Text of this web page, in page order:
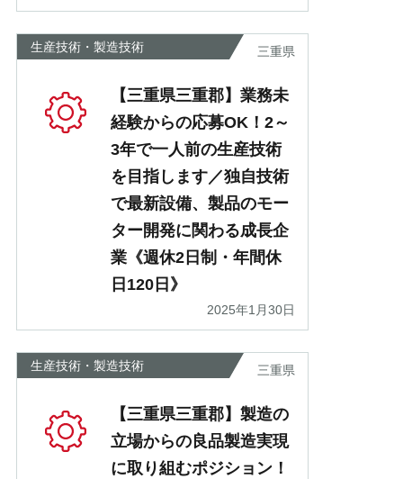
生産技術・製造技術 三重県
【三重県三重郡】業務未
経験からの応募OK！2～
3年で一人前の生産技術
を目指します／独自技術
で最新設備、製品のモー
ター開発に関わる成長企
業《週休2日制・年間休
日120日》
2025年1月30日
生産技術・製造技術 三重県
【三重県三重郡】製造の
立場からの良品製造実現
に取り組むポジション！